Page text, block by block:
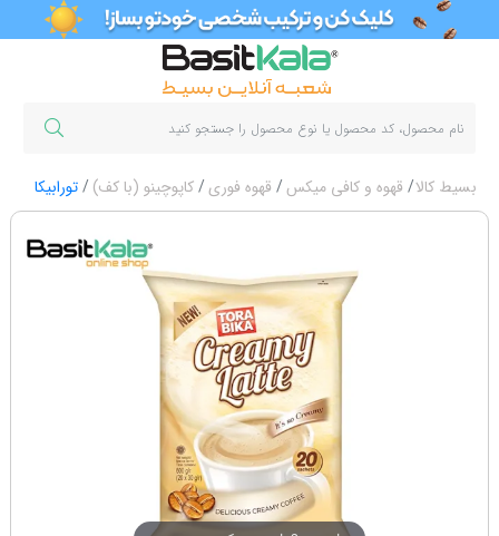
بسیط کالا قهوه و کافی میکس قهوه فوری کاپوچینو (با کف) تورابیکا